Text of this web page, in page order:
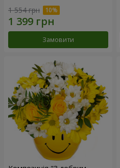
1 554 грн
Замовити